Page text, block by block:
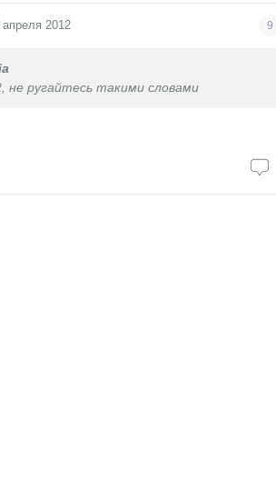
апреля 2012 9
не ругайтесь такими словами